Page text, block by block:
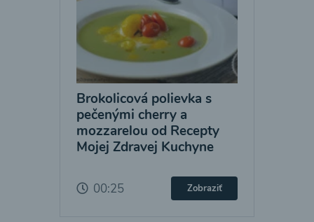
Brokolicová polievka s
pečenými cherry a
mozzarelou od Recepty
Mojej Zdravej Kuchyne
00:25 Zobraziť